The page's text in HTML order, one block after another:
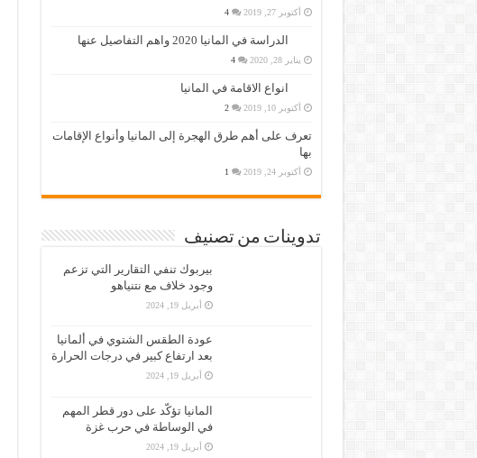
أكتوبر 27, 2019 4
الدراسة في المانيا 2020 واهم التفاصيل عنها
يناير 28, 2020 4
انواع الاقامة في المانيا
أكتوبر 10, 2019 2
تعرف على أهم طرق الهجرة إلى المانيا وأنواع الإقامات
بها
أكتوبر 24, 2019 1
تدوينات من تصنيف
بيربوك تنفي التقارير التي تزعم
وجود خلاف مع نتنياهو
أبريل 19, 2024
عودة الطقس الشتوي في ألمانيا
بعد ارتفاع كبير في درجات الحرارة
أبريل 19, 2024
المانيا تؤكّد على دور قطر المهم
في الوساطة في حرب غزة
أبريل 19, 2024